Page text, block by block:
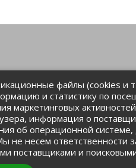
файлы (cookies и
и статистику по
маркетинговых
информация о
об операционной
не несем ответственности
поставщиками и